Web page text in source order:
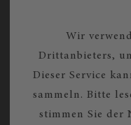
Wir
Drittanbieters,
Dieser Service
sammeln. Bitte
stimmen Sie der